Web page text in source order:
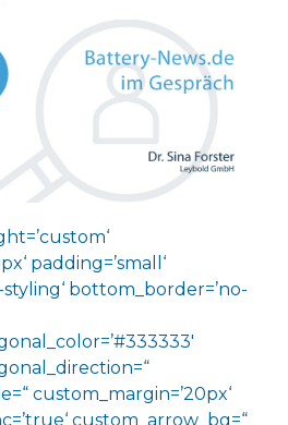
padding=’small‘
bottom_border=’no-
custom_margin=’20px‘
custom_arrow_bg=“